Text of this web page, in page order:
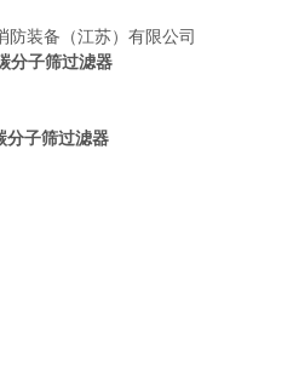
防装备（江苏）有限公司
筛过滤器
分子筛过滤器